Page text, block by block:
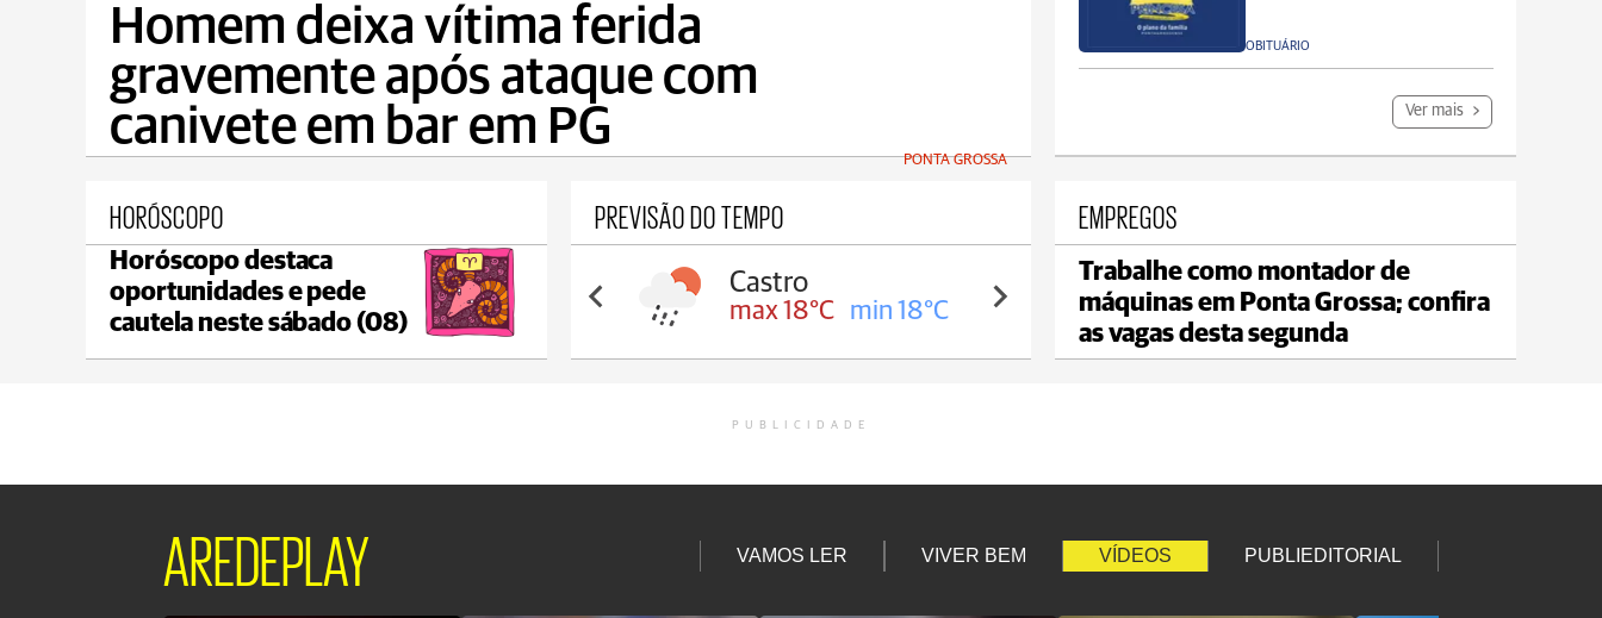
OBITUÁRIO
Ver mais
Homem deixa vítima ferida
gravemente após ataque com
canivete em bar em PG
PONTA GROSSA
HORÓSCOPO
Horóscopo destaca
oportunidades e pede
cautela neste sábado (08)
PREVISÃO DO TEMPO
Ponta Grossa
max 17°C min 17°C
Castro
max 18°C min 18°C
Carambeí
max 18°C min 17°C
EMPREGOS
Trabalhe como montador de
máquinas em Ponta Grossa; confira
as vagas desta segunda
PUBLICIDADE
AREDEPLAY VAMOS LER VIVER BEM VÍDEOS PUBLIEDITORIAL